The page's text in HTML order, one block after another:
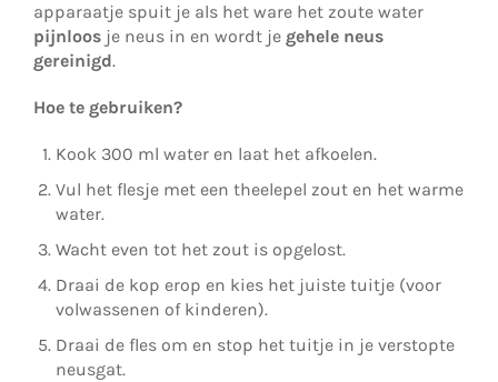
apparaatje spuit je als het ware het zoute water
pijnloos je neus in en wordt je gehele neus
gereinigd.
Hoe te gebruiken?
Kook 300 ml water en laat het afkoelen.
Vul het flesje met een theelepel zout en het warme
water.
Wacht even tot het zout is opgelost.
Draai de kop erop en kies het juiste tuitje (voor
volwassenen of kinderen).
Draai de fles om en stop het tuitje in je verstopte
neusgat.